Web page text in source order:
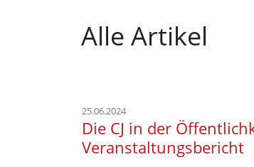
Alle Artikel
25.06.2024
Die CJ in der
Veranstaltungsbericht